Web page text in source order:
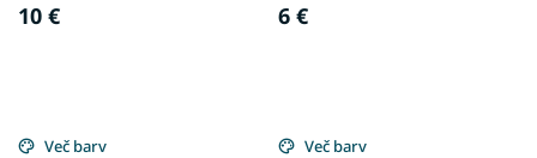
10 € 6 €
Več barv Več barv